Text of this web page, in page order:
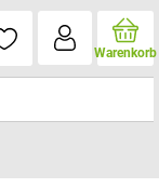
Warenkorb